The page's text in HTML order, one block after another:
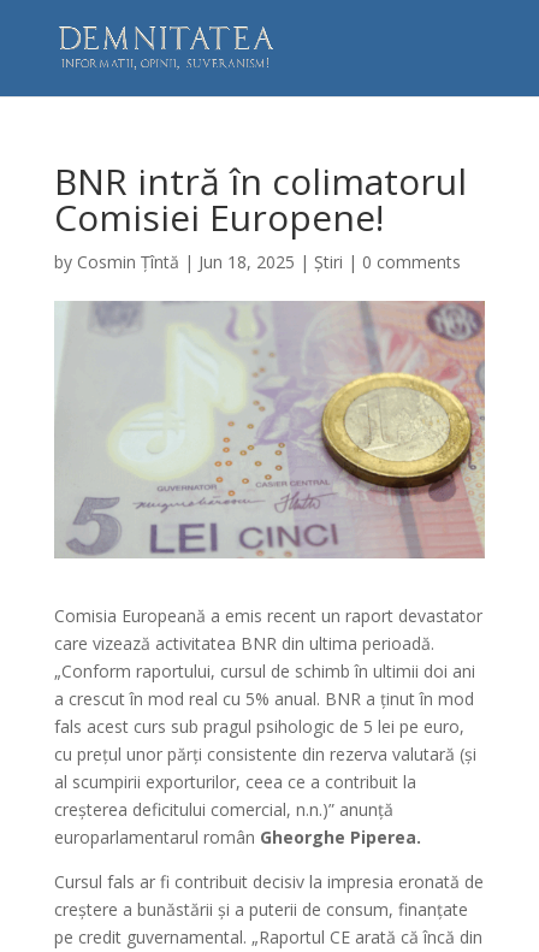
BNR intră în colimatorul
Comisiei Europene!
by Cosmin Țîntă | Jun 18, 2025 | Știri | 0 comments
Comisia Europeană a emis recent un raport devastator
care vizează activitatea BNR din ultima perioadă.
„Conform raportului, cursul de schimb în ultimii doi ani
a crescut în mod real cu 5% anual. BNR a ținut în mod
fals acest curs sub pragul psihologic de 5 lei pe euro,
cu prețul unor părți consistente din rezerva valutară (și
al scumpirii exporturilor, ceea ce a contribuit la
creșterea deficitului comercial, n.n.)” anunță
europarlamentarul român Gheorghe Piperea.
Cursul fals ar fi contribuit decisiv la impresia eronată de
creștere a bunăstării și a puterii de consum, finanțate
pe credit guvernamental. „Raportul CE arată că încă din